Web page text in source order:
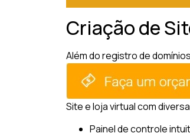
Criação de
Além do registro de
Site e loja virtual com
Painel de controle